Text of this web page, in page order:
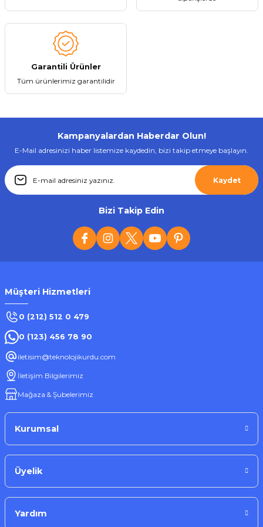
LinkTech
Linktech K-551 Safe Flexible 3A Micro USB Şarj Kablosu
128,02 ₺
Stokta Yok
Tükendi
LinkTech
153,63 ₺
Stokta Yok
Tükendi
Linktech K-559 Iphone 2.4A 1000mm Şarj/Senkronizasyon Kablosu
Garantili Ürünler
Tüm ürünlerimiz garantilidir
Kampanyalardan Haberdar Olun!
E-Mail adresinizi haber listemize kaydedin, bizi takip etmeye başlayın.
Kaydet
Bizi Takip Edin
Müşteri Hizmetleri
0 (212) 512 0 479
0 (123) 456 78 90
iletisim@teknolojikurdu.com
İletişim Bilgilerimiz
Mağaza & Şubelerimiz
Kurumsal
Üyelik
Yardım